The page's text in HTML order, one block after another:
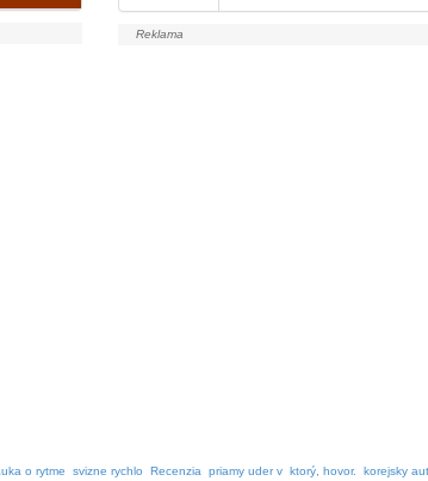
o rytme svizne rychlo Recenzia priamy uder v ktorý, hovor. korejsky